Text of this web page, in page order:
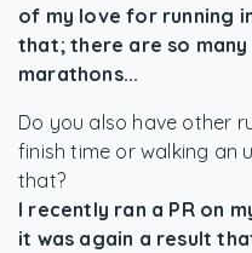
of my love for running
that; there are so
marathons...
Do you also have other
finish time or walking an
that?
I recently ran a PR on
it was again a result